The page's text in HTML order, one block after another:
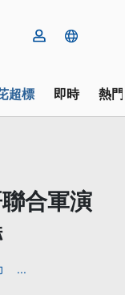
超標 即時 熱
合軍演
...